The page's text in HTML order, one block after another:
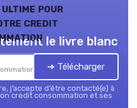
ultime pour
credit
— 2026
le livre blanc
➔ Télécharger
j’accepte d’être contacté(e) à
credit consommation et ses